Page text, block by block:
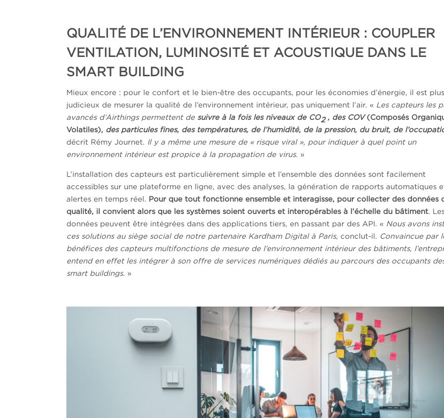
QUALITÉ DE L’ENVIRONNEMENT INTÉRIEUR : COUPLER
VENTILATION, LUMINOSITÉ ET ACOUSTIQUE DANS LE
SMART BUILDING
Mieux encore : pour le confort et le bien-être des occupants, pour les économies d’énergie, il est plus
judicieux de mesurer la qualité de l’environnement intérieur, pas uniquement l’air. « Les capteurs les
avancés d’Airthings permettent de suivre à la fois les niveaux de CO2, des COV(Composés
Volatiles), des particules fines, des températures, de l’humidité, de la pression, du bruit, de
décrit Rémy Journet.
Il y a même une mesure de « risque viral », pour indiquer à quel point un
environnement intérieur est propice à la propagation de virus. »
L’installation des capteurs est particulièrement simple et l’ensemble des données sont facilement
accessibles sur une plateforme en ligne, avec des analyses, la génération de rapports automatiques
alertes en temps réel. Pour que tout fonctionne ensemble et interagisse, pour collecter des données
qualité, il convient alors que les systèmes soient ouverts et interopérables à l’échelle du bâtiment .
données peuvent être intégrées dans des applications tiers, en passant par des API. « Nous avons
ces solutions au siège social de notre partenaire Kardham Digital à Paris, conclut-il. Convaincue par
bénéfices des capteurs multifonctions de mesure de l’environnement intérieur des bâtiments,
entend en effet les intégrer à son offre de services numériques dédiés au parcours des occupants
smart buildings. »